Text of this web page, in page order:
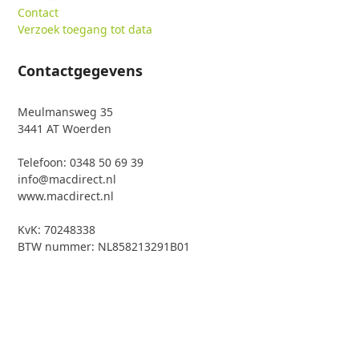
Contact
Verzoek toegang tot data
Contactgegevens
Meulmansweg 35
3441 AT Woerden
Telefoon: 0348 50 69 39
info@macdirect.nl
www.macdirect.nl
KvK: 70248338
BTW nummer: NL858213291B01